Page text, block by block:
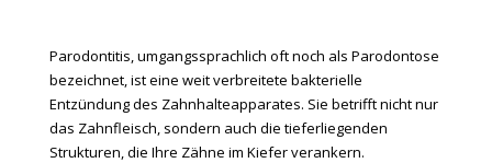
Parodontitis, umgangssprachlich oft noch als Parodontose
bezeichnet, ist eine weit verbreitete bakterielle
Entzündung des Zahnhalteapparates. Sie betrifft nicht nur
das Zahnfleisch, sondern auch die tieferliegenden
Strukturen, die Ihre Zähne im Kiefer verankern.